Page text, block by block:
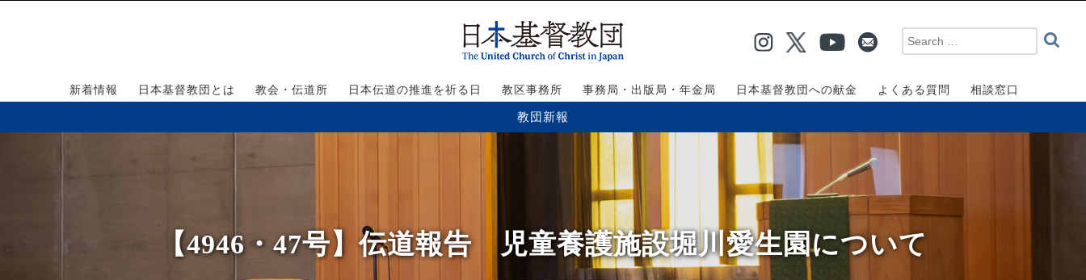
新着情報 日本基督教団とは 教会・伝道所 日本伝道の推進を祈る日 教区事務所 事務局・出版局・年金局 日本基督教団への献金 よくある質問 相談窓口
教団新報
【4946・47号】伝道報告 児童養護施設堀川愛生園について